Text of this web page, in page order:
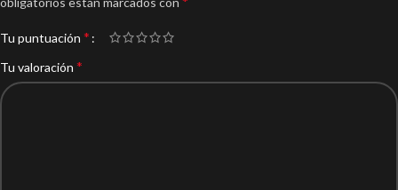
Tu puntuación *
Tu valoración *